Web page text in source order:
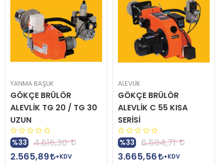
YANMA BAŞLIK
GÖKÇE BRÜLÖR
ALEVLİK TG 20 / TG 30
UZUN
%33
4.616,30
2.565,89
+KDV
ALEVLİK
GÖKÇE BRÜLÖR
ALEVLİK C 55 KISA
SERİSİ
%33
6.594,71
3.665,56
+KDV